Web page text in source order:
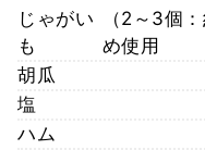
じゃがい
も
（2～3個
め使用
胡瓜
塩
ハム